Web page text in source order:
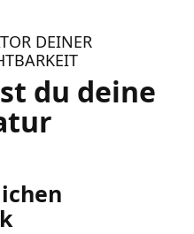
DEINER
du deine